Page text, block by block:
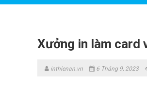
Xưởng in làm card
inthienan.vn 6 Tháng 9, 2023